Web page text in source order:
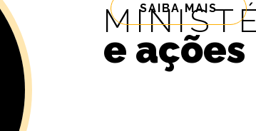
e ações
SAIBA MAIS